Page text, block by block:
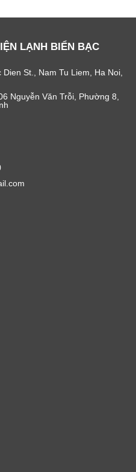
LẠNH BIỂN BẠC
St., Nam Tu Liem, Ha Noi,
Nguyễn Văn Trỗi, Phường 8,